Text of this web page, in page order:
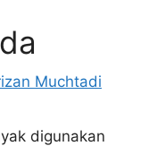
Muchtadi
digunakan